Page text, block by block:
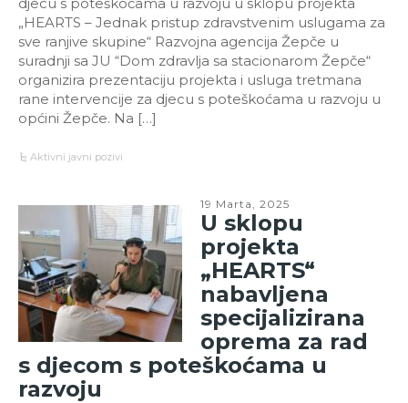
„HEARTS – Jednak pristup zdravstvenim uslugama za
sve ranjive skupine“ Razvojna agencija Žepče u
suradnji sa JU “Dom zdravlja sa stacionarom Žepče“
organizira prezentaciju projekta i usluga tretmana
rane intervencije za djecu s poteškoćama u razvoju u
općini Žepče. Na […]
Aktivni javni pozivi
19 Marta, 2025
U sklopu
projekta
„HEARTS“
nabavljena
specijalizirana
oprema za rad
s djecom s poteškoćama u
razvoju